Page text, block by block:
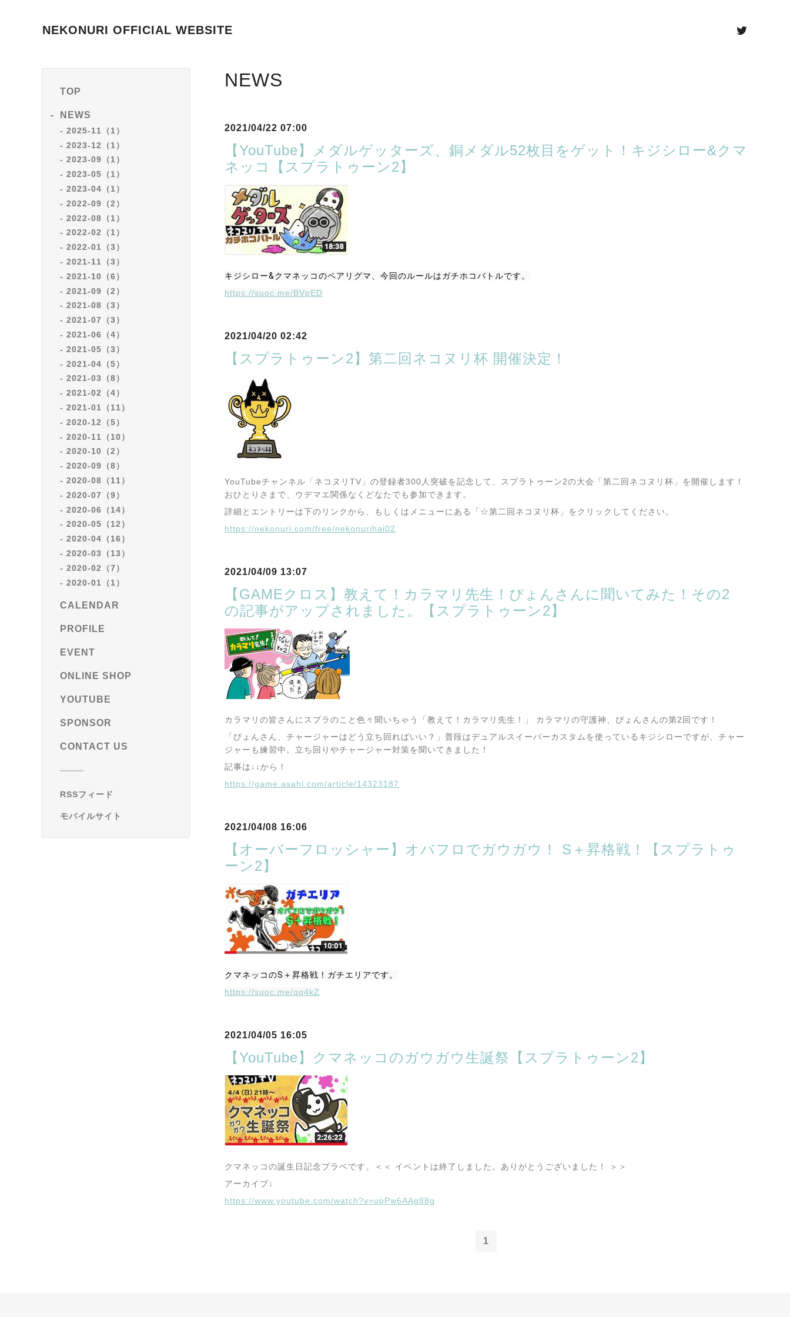
NEKONURI OFFICIAL WEBSITE
TOP
NEWS
2025-11（1）
2023-12（1）
2023-09（1）
2023-05（1）
2023-04（1）
2022-09（2）
2022-08（1）
2022-02（1）
2022-01（3）
2021-11（3）
2021-10（6）
2021-09（2）
2021-08（3）
2021-07（3）
2021-06（4）
2021-05（3）
2021-04（5）
2021-03（8）
2021-02（4）
2021-01（11）
2020-12（5）
2020-11（10）
2020-10（2）
2020-09（8）
2020-08（11）
2020-07（9）
2020-06（14）
2020-05（12）
2020-04（16）
2020-03（13）
2020-02（7）
2020-01（1）
CALENDAR
PROFILE
EVENT
ONLINE SHOP
YOUTUBE
SPONSOR
CONTACT US
RSSフィード
モバイルサイト
NEWS
2021/04/22 07:00
【YouTube】メダルゲッターズ、銅メダル52枚目をゲット！キジシロー&クマ
ネッコ【スプラトゥーン2】
キジシロー&クマネッコのペアリグマ、今回のルールはガチホコバトルです。
https://suoc.me/BVpED
2021/04/20 02:42
【スプラトゥーン2】第二回ネコヌリ杯 開催決定！
YouTubeチャンネル「ネコヌリTV」の登録者300人突破を記念して、スプラトゥーン2の大会「第二回ネコヌリ杯」を開催します！
おひとりさまで、ウデマエ関係なくどなたでも参加できます。
詳細とエントリーは下のリンクから、もしくはメニューにある「☆第二回ネコヌリ杯」をクリックしてください。
https://nekonuri.com/free/nekonurihai02
2021/04/09 13:07
【GAMEクロス】教えて！カラマリ先生！ぴょんさんに聞いてみた！その2
の記事がアップされました。【スプラトゥーン2】
カラマリの皆さんにスプラのこと色々聞いちゃう「教えて！カラマリ先生！」 カラマリの守護神、ぴょんさんの第2回です！
「ぴょんさん、チャージャーはどう立ち回ればいい？」普段はデュアルスイーパーカスタムを使っているキジシローですが、チャー
ジャーも練習中。立ち回りやチャージャー対策を聞いてきました！
記事は↓↓から！
https://game.asahi.com/article/14323187
2021/04/08 16:06
【オーバーフロッシャー】オバフロでガウガウ！ S＋昇格戦！【スプラトゥ
ーン2】
クマネッコのS＋昇格戦！ガチエリアです。
https://suoc.me/qq4kZ
2021/04/05 16:05
【YouTube】クマネッコのガウガウ生誕祭【スプラトゥーン2】
クマネッコの誕生日記念プラベです。＜＜ イベントは終了しました。ありがとうございました！ ＞＞
アーカイブ↓
https://www.youtube.com/watch?v=upPw6AAg88g
1